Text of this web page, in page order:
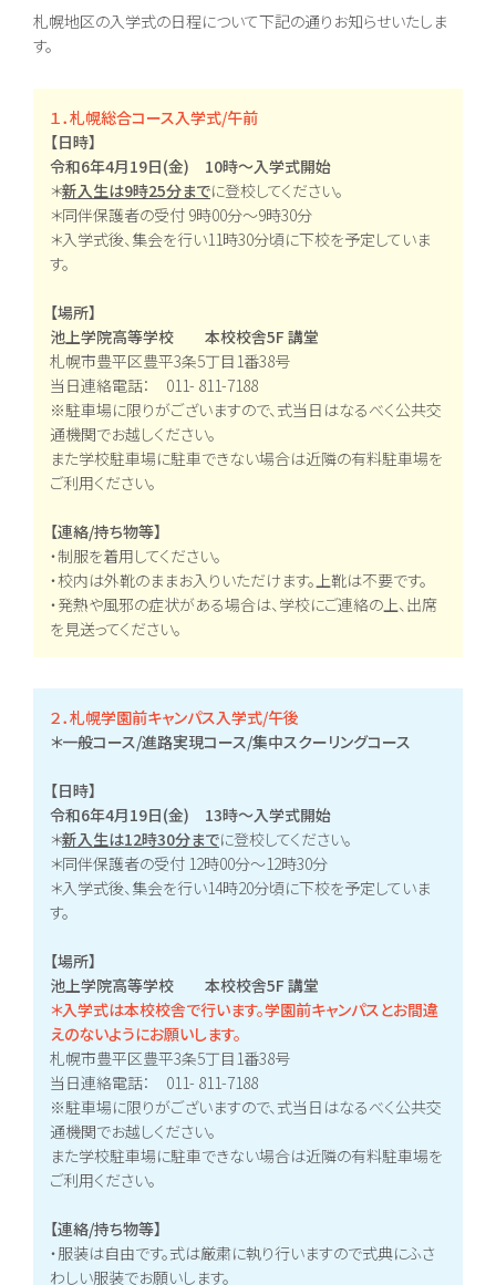
証明書申請
地域キャンパス
コンテンツ
本校について コース紹介
地域キャンパス
入学案内
生徒募集要項
学費納入ほか
新入学
転入学
オープンキャンパス
随時個別相談
Voice
教員メッセージ
在校生メッセージ
札幌地区の入学式の日程について下記の通りお知らせいたしま
す。
１．札幌総合コース入学式/午前
【日時】
令和6年4月19日(金) 10時～入学式開始
＊新入生は9時25分までに登校してください。
＊同伴保護者の受付 9時00分～9時30分
＊入学式後、集会を行い11時30分頃に下校を予定していま
す。
【場所】
池上学院高等学校 本校校舎5F 講堂
札幌市豊平区豊平3条5丁目1番38号
当日連絡電話： 011- 811-7188
※駐車場に限りがございますので、式当日はなるべく公共交
通機関でお越しください。
また学校駐車場に駐車できない場合は近隣の有料駐車場を
ご利用ください。
【連絡/持ち物等】
・制服を着用してください。
・校内は外靴のままお入りいただけます。上靴は不要です。
・発熱や風邪の症状がある場合は、学校にご連絡の上、出席
を見送ってください。
２．札幌学園前キャンパス入学式/午後
＊一般コース/進路実現コース/集中スクーリングコース
【日時】
令和6年4月19日(金) 13時～入学式開始
＊新入生は12時30分までに登校してください。
＊同伴保護者の受付 12時00分～12時30分
＊入学式後、集会を行い14時20分頃に下校を予定していま
す。
【場所】
池上学院高等学校 本校校舎5F 講堂
＊入学式は本校校舎で行います。学園前キャンパスとお間違
えのないようにお願いします。
札幌市豊平区豊平3条5丁目1番38号
当日連絡電話： 011- 811-7188
※駐車場に限りがございますので、式当日はなるべく公共交
通機関でお越しください。
また学校駐車場に駐車できない場合は近隣の有料駐車場を
ご利用ください。
【連絡/持ち物等】
・服装は自由です。式は厳粛に執り行いますので式典にふさ
わしい服装でお願いします。